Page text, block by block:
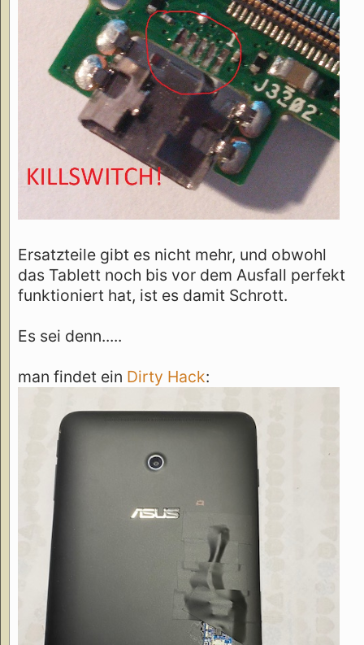
Ersatzteile gibt es nicht mehr, und obwohl
das Tablett noch bis vor dem Ausfall perfekt
funktioniert hat, ist es damit Schrott.
Es sei denn.....
man findet ein Dirty Hack: